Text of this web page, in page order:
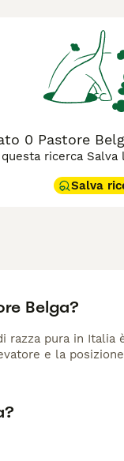
per informazioni su
0 Pastore
ricerca
Salva
Belga?
pura in
e la